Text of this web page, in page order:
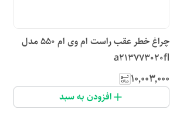
چراغ خطر عقب راست ام وی ام 550 مدل
a213773020fl
۱۰٬۰۰۳٬۰۰۰
افزودن به سبد